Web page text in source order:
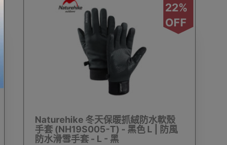
露營便攜枱 露營便攜床/行軍床
22%
OFF
Naturehike 冬天保暖抓絨防水軟殼
手套 (NH19S005-T) - 黑色 L | 防風
防水滑雪手套 - L - 黑